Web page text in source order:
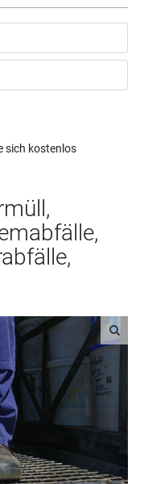
sich kostenlos